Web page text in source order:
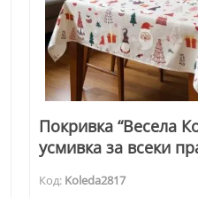
Покривка “Весела
усмивка за всеки
Код: Koleda2817